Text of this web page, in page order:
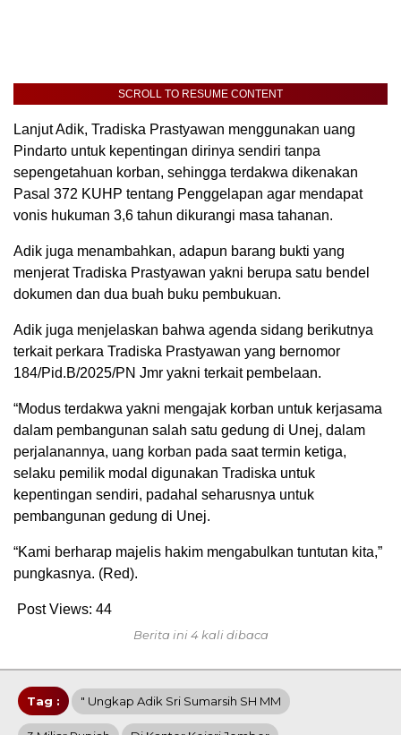
SCROLL TO RESUME CONTENT
Lanjut Adik, Tradiska Prastyawan menggunakan uang
Pindarto untuk kepentingan dirinya sendiri tanpa
sepengetahuan korban, sehingga terdakwa dikenakan
Pasal 372 KUHP tentang Penggelapan agar mendapat
vonis hukuman 3,6 tahun dikurangi masa tahanan.
Adik juga menambahkan, adapun barang bukti yang
menjerat Tradiska Prastyawan yakni berupa satu bendel
dokumen dan dua buah buku pembukuan.
Adik juga menjelaskan bahwa agenda sidang berikutnya
terkait perkara Tradiska Prastyawan yang bernomor
184/Pid.B/2025/PN Jmr yakni terkait pembelaan.
“Modus terdakwa yakni mengajak korban untuk kerjasama
dalam pembangunan salah satu gedung di Unej, dalam
perjalanannya, uang korban pada saat termin ketiga,
selaku pemilik modal digunakan Tradiska untuk
kepentingan sendiri, padahal seharusnya untuk
pembangunan gedung di Unej.
“Kami berharap majelis hakim mengabulkan tuntutan kita,”
pungkasnya. (Red).
Post Views: 44
Berita ini 4 kali dibaca
Tag : " Ungkap Adik Sri Sumarsih SH MM